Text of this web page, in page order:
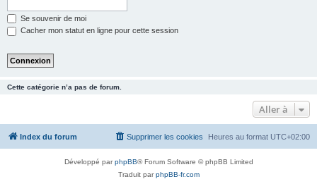
Se souvenir de moi
Cacher mon statut en ligne pour cette session
Cette catégorie n’a pas de forum.
Aller à
Index du forum Heures au format UTC+02:00
Supprimer les cookies
Développé parphpBB® Forum Software © phpBB Limited
Traduit parphpBB-fr.com